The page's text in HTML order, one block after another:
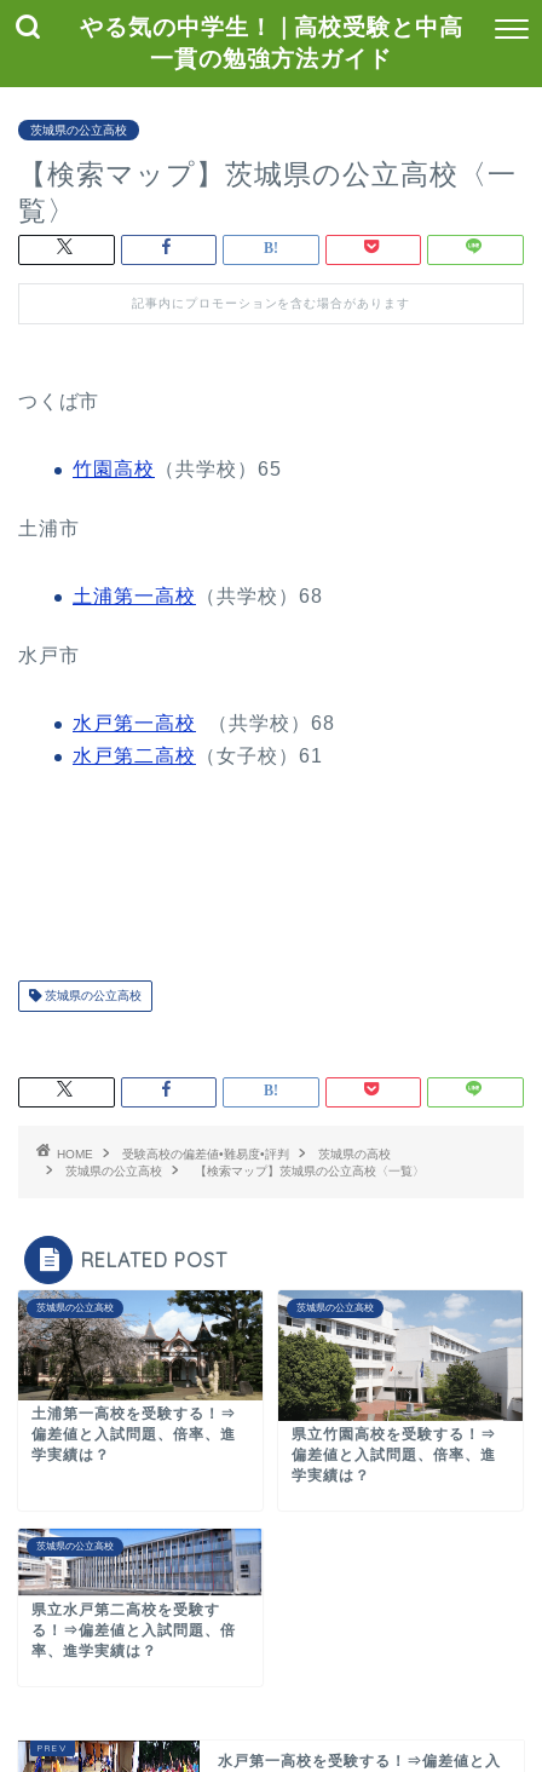
やる気の中学生！ | 高校受験と中高
一貫の勉強方法ガイド
茨城県の公立高校
【検索マップ】茨城県の公立高校〈一
覧〉
記事内にプロモーションを含む場合があります
つくば市
竹園高校 （共学校）65
土浦市
土浦第一高校 （共学校）68
水戸市
水戸第一高校
（共学校）68
水戸第二高校
（女子校）61
茨城県の公立高校
HOME 受験高校の偏差値•難易度•評判
茨城県の高校
茨城県の公立高校
【検索マップ】茨城県の公立高校〈一覧〉
RELATED POST
茨城県の公立高校
土浦第一高校を受験する！⇒
偏差値と入試問題、倍率、進
学実績は？
茨城県の公立高校
県立竹園高校を受験する！⇒
偏差値と入試問題、倍率、進
学実績は？
茨城県の公立高校
県立水戸第二高校を受験す
る！⇒偏差値と入試問題、倍
率、進学実績は？
水戸第一高校を受験する！⇒偏差値と入